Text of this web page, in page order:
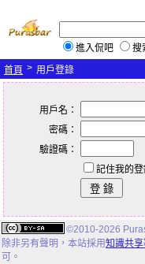
進入侃吧
搜
首頁 > 用戶登錄
用戶名：
密碼：
驗證碼：
記住我的
©2010-2026
除非另有聲明， 本站採用知識共
可。